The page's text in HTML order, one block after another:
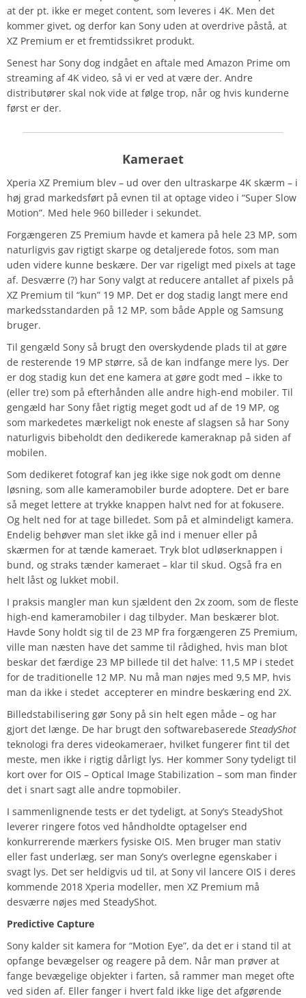
at der pt. ikke er meget content, som leveres i 4K. Men det
kommer givet, og derfor kan Sony uden at overdrive påstå, at
XZ Premium er et fremtidssikret produkt.
Senest har Sony dog indgået en aftale med Amazon Prime om
streaming af 4K video, så vi er ved at være der. Andre
distributører skal nok vide at følge trop, når og hvis kunderne
først er der.
Kameraet
Xperia XZ Premium blev – ud over den ultraskarpe 4K skærm – i
høj grad markedsført på evnen til at optage video i “Super Slow
Motion”. Med hele 960 billeder i sekundet.
Forgængeren Z5 Premium havde et kamera på hele 23 MP, som
naturligvis gav rigtigt skarpe og detaljerede fotos, som man
uden videre kunne beskære. Der var rigeligt med pixels at tage
af. Desværre (?) har Sony valgt at reducere antallet af pixels på
XZ Premium til “kun” 19 MP. Det er dog stadig langt mere end
markedsstandarden på 12 MP, som både Apple og Samsung
bruger.
Til gengæld Sony så brugt den overskydende plads til at gøre
de resterende 19 MP større, så de kan indfange mere lys. Der
er dog stadig kun det ene kamera at gøre godt med – ikke to
(eller tre) som på efterhånden alle andre high-end mobiler. Til
gengæld har Sony fået rigtig meget godt ud af de 19 MP, og
som markedetes mærkeligt nok eneste af slagsen så har Sony
naturligvis bibeholdt den dedikerede kameraknap på siden af
mobilen.
Som dedikeret fotograf kan jeg ikke sige nok godt om denne
løsning, som alle kameramobiler burde adoptere. Det er bare
så meget lettere at trykke knappen halvt ned for at fokusere.
Og helt ned for at tage billedet. Som på et almindeligt kamera.
Endelig behøver man slet ikke gå ind i menuer eller på
skærmen for at tænde kameraet. Tryk blot udløserknappen i
bund, og straks tænder kameraet – klar til skud. Også fra en
helt låst og lukket mobil.
I praksis mangler man kun sjældent den 2x zoom, som de fleste
high-end kameramobiler i dag tilbyder. Man beskærer blot.
Havde Sony holdt sig til de 23 MP fra forgængeren Z5 Premium,
ville man næsten have det samme til rådighed, hvis man blot
beskar det færdige 23 MP billede til det halve: 11,5 MP i stedet
for de traditionelle 12 MP. Nu må man nøjes med 9,5 MP, hvis
man da ikke i stedet accepterer en mindre beskæring end 2X.
Billedstabilisering gør Sony på sin helt egen måde – og har
gjort det længe. De har brugt den softwarebaserede SteadyShot
teknologi fra deres videokameraer, hvilket fungerer fint til det
meste, men ikke i rigtig dårligt lys. Her kommer Sony tydeligt til
kort over for OIS – Optical Image Stabilization – som man finder
det i snart sagt alle andre topmobiler.
I sammenlignende tests er det tydeligt, at Sony’s SteadyShot
leverer ringere fotos ved håndholdte optagelser end
konkurrerende mærkers fysiske OIS. Men bruger man stativ
eller fast underlæg, ser man Sony’s overlegne egenskaber i
svagt lys. Det ser heldigvis ud til, at Sony vil lancere OIS i deres
kommende 2018 Xperia modeller, men XZ Premium må
desværre nøjes med SteadyShot.
Predictive Capture
Sony kalder sit kamera for “Motion Eye”, da det er i stand til at
opfange bevægelser og reagere på dem. Når man prøver at
fange bevægelige objekter i farten, så rammer man meget ofte
ved siden af. Eller fanger i hvert fald ikke lige det afgørende